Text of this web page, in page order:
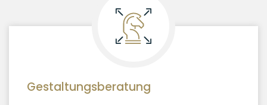
Gestaltungsberatung